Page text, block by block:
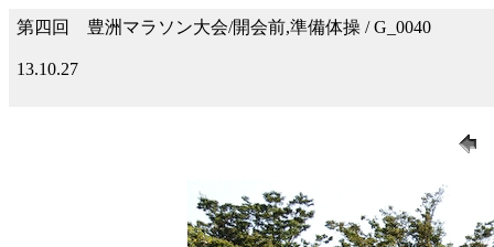
第四回 豊洲マラソン大会/開会前,準備体操 / G_0040
13.10.27